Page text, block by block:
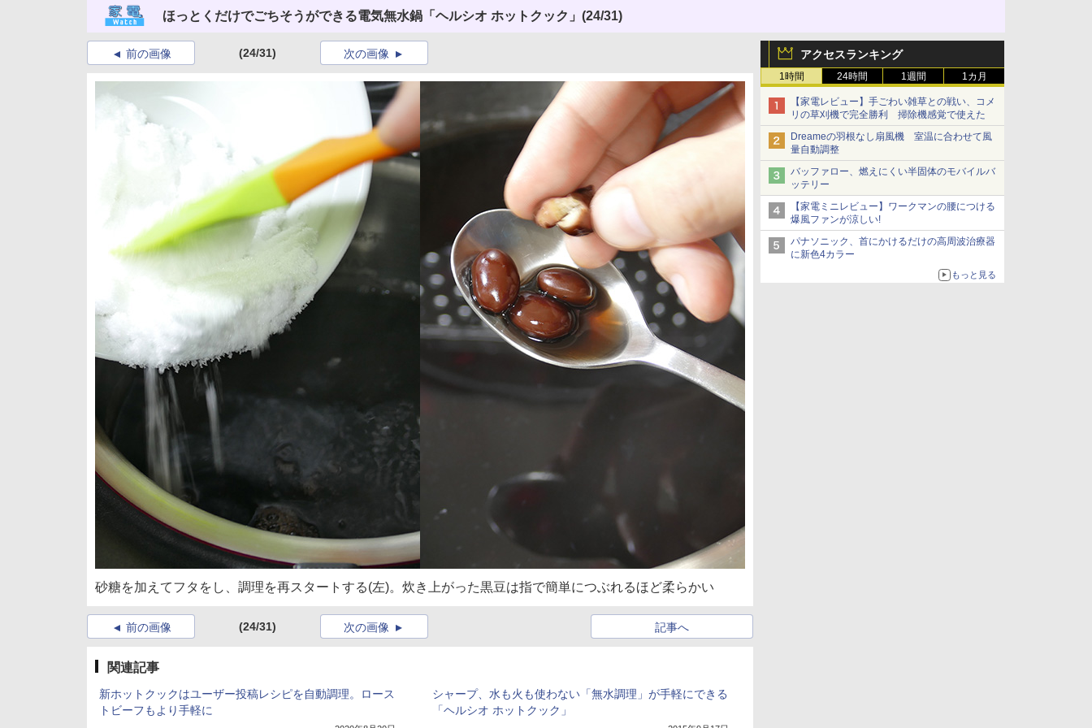
ほっとくだけでごちそうができる電気無水鍋「ヘルシオ ホットクック」 (24/31)
アクセスランキング
1時間 24時間 1週間 1カ月
【家電レビュー】手ごわい雑草との戦い、コメ
リの草刈機で完全勝利 掃除機感覚で使えた
Dreameの羽根なし扇風機 室温に合わせて風
量自動調整
バッファロー、燃えにくい半固体のモバイルバ
ッテリー
【家電ミニレビュー】ワークマンの腰につける
爆風ファンが涼しい!
パナソニック、首にかけるだけの高周波治療器
に新色4カラー
もっと見る
前の画像 (24/31) 次の画像
砂糖を加えてフタをし、調理を再スタートする(左)。炊き上がった黒豆は指で簡単につぶれるほど柔らかい
前の画像 (24/31) 記事へ
次の画像
関連記事
新ホットクックはユーザー投稿レシピを自動調理。ロース
トビーフもより手軽に
シャープ、水も火も使わない「無水調理」が手軽にできる
「ヘルシオ ホットクック」